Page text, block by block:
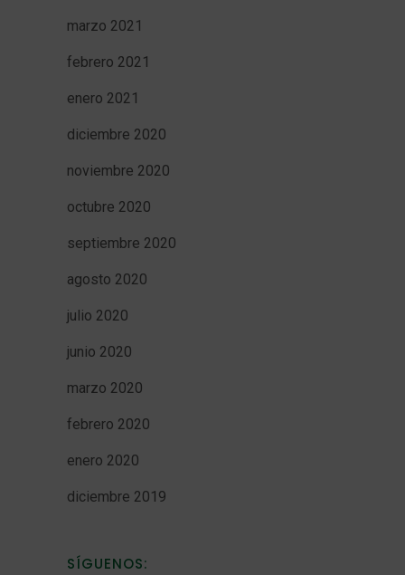
marzo 2021
febrero 2021
enero 2021
diciembre 2020
noviembre 2020
octubre 2020
septiembre 2020
agosto 2020
julio 2020
junio 2020
marzo 2020
febrero 2020
enero 2020
diciembre 2019
SÍGUENOS: